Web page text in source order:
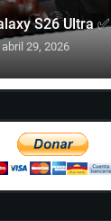
S26 Ultra ✅
abril 29, 2026